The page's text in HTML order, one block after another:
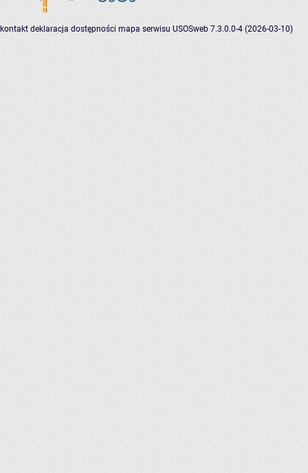
kontakt deklaracja dostępności mapa serwisu USOSweb 7.3.0.0-4 (2026-03-10)